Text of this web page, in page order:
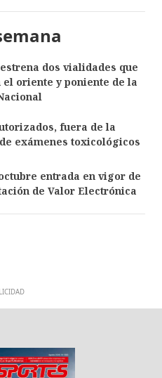
dos vialidades que
el oriente y poniente de la
fuera de la
exámenes toxicológicos
entrada en vigor de
de Valor Electrónica